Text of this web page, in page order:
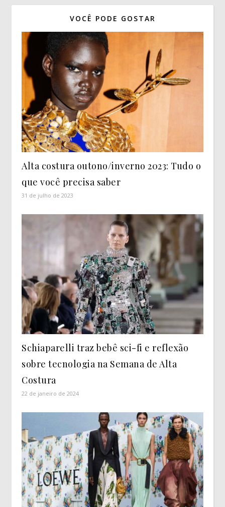
VOCÊ PODE GOSTAR
Alta costura outono/inverno 2023: Tudo o
que você precisa saber
31 de julho de 2023
Schiaparelli traz bebê sci-fi e reflexão
sobre tecnologia na Semana de Alta
Costura
22 de janeiro de 2024